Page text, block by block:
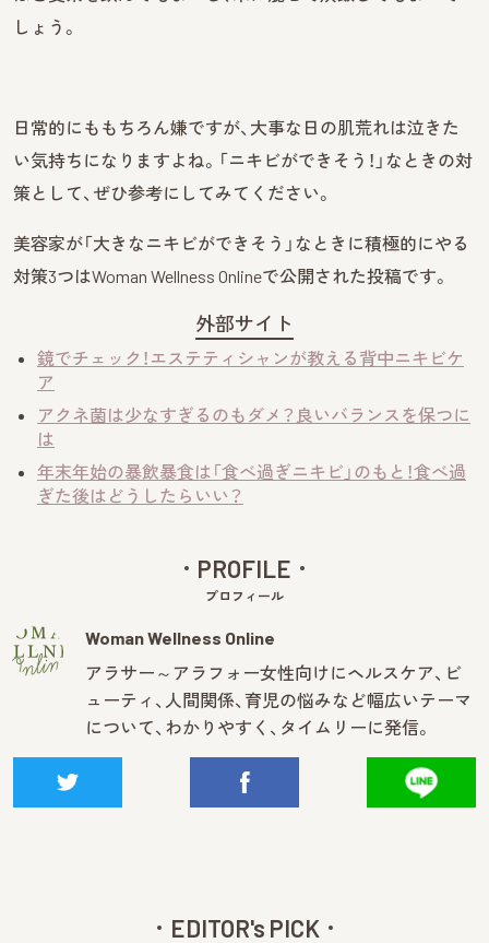
しょう。
日常的にももちろん嫌ですが、大事な日の肌荒れは泣きた
い気持ちになりますよね。「ニキビができそう！」なときの対
策として、ぜひ参考にしてみてください。
美容家が「大きなニキビができそう」なときに積極的にやる
対策3つはWoman Wellness Onlineで公開された投稿です。
外部サイト
鏡でチェック！エステティシャンが教える背中ニキビケ
ア
アクネ菌は少なすぎるのもダメ？良いバランスを保つに
は
年末年始の暴飲暴食は「食べ過ぎニキビ」のもと！食べ過
ぎた後はどうしたらいい？
PROFILE
プロフィール
Woman Wellness Online
アラサー～アラフォー女性向けにヘルスケア、ビ
ューティ、人間関係、育児の悩みなど幅広いテーマ
について、わかりやすく、タイムリーに発信。
EDITOR's PICK